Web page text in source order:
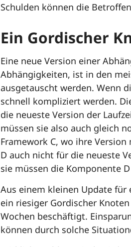
Schulden können die
Ein Gordischer
Eine neue Version einer
Abhängigkeiten, ist in den
ausgetauscht werden. Wenn
schnell kompliziert werden.
die neueste Version der
müssen sie also auch gleich
Framework C, wo ihre
D auch nicht für die neueste
sie müssen die Komponente
Aus einem kleinen Update für
ein riesiger Gordischer
Wochen beschäftigt.
können durch solche